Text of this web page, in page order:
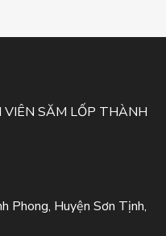
SĂM LỐP THÀNH
Phong, Huyện Sơn Tịnh,